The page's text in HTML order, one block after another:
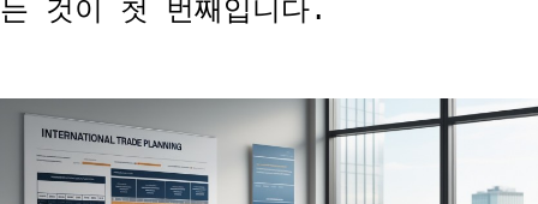
는 것이 첫 번째입니다.